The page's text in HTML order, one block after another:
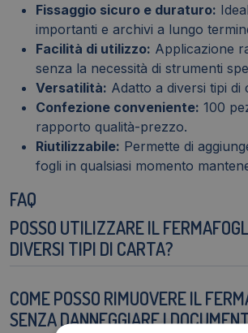
Fissaggio sicuro e duraturo:
importanti e archivi a lungo
Facilità di utilizzo: Applicazione
senza la necessità di strumenti
Versatilità: Adatto a diversi tipi di
Confezione conveniente: 100
rapporto qualità-prezzo.
Riutilizzabile: Permette di
fogli in qualsiasi momento
FAQ
POSSO UTILIZZARE IL
DIVERSI TIPI DI CARTA?
COME POSSO RIMUOVERE IL
SENZA DANNEGGIARE I